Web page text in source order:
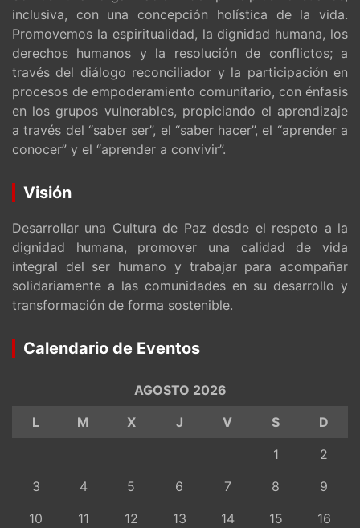
inclusiva, con una concepción holística de la vida.
Promovemos la espiritualidad, la dignidad humana, los
derechos humanos y la resolución de conflictos; a
través del diálogo reconciliador y la participación en
procesos de empoderamiento comunitario, con énfasis
en los grupos vulnerables, propiciando el aprendizaje
a través del “saber ser”, el “saber hacer”, el “aprender a
conocer” y el “aprender a convivir”.
Visión
Desarrollar una Cultura de Paz desde el respeto a la
dignidad humana, promover una calidad de vida
integral del ser humano y trabajar para acompañar
solidariamente a las comunidades en su desarrollo y
transformación de forma sostenible.
Calendario de Eventos
AGOSTO 2026
L
M X J V S
D
1
2
3
4 5 6 7 8
9
10
11 12 13 14 15
16